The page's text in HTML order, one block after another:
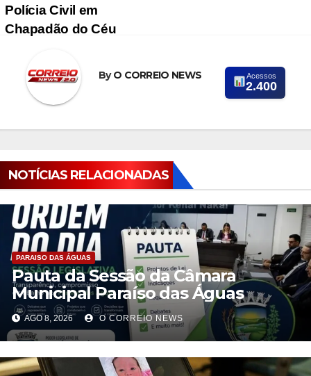
Polícia Civil em
Chapadão do Céu
ByO CORREIO NEWS Acessos
2.400
NOTÍCIAS RELACIONADAS
PARAISO DAS ÁGUAS
Pauta da Sessão da Câmara
Municipal Paraíso das Águas
AGO 8, 2026 O CORREIO NEWS